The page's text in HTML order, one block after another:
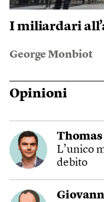
I miliardari
George Monbiot
Opinioni
L’unico
debito